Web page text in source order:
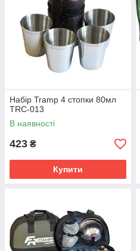
Набір Tramp 4 стопки 80мл
TRC-013
В наявності
423 ₴
Купити